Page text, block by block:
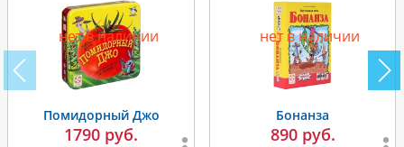
Комплектация:
модульное игровое поле;
80 карт ассоциаций;
16 карт сценария 1;
16 карт сценария 2;
16 карт сценария 3;
Помидорный Джо
1790 руб.
нет в наличии
Бонанза
890 руб.
нет в наличии